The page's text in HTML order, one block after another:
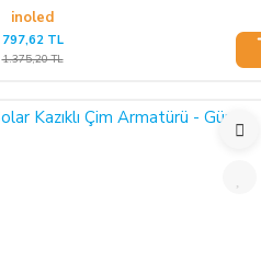
inoled
797,62 TL
1.375,20 TL